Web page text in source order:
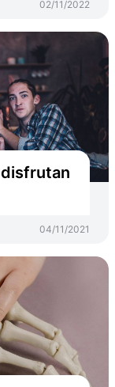
02/11/2022
04/11/2021